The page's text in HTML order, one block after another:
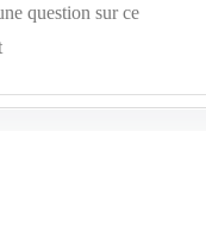
question sur ce